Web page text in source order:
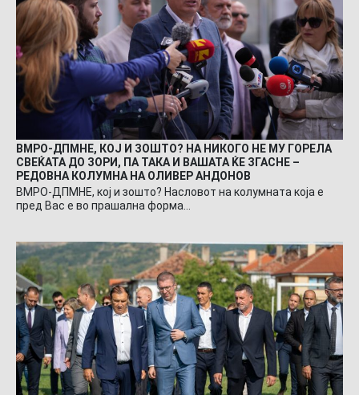
ВМРО-ДПМНЕ, КОЈ И ЗОШТО? НА НИКОГО НЕ МУ ГОРЕЛА
СВЕЌАТА ДО ЗОРИ, ПА ТАКА И ВАШАТА ЌЕ ЗГАСНЕ –
РЕДОВНА КОЛУМНА НА ОЛИВЕР АНДОНОВ
ВМРО-ДПМНЕ, кој и зошто? Насловот на колумната која е
пред Вас е во прашална форма…